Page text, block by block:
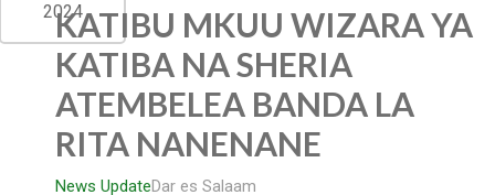
2024
KATIBU MKUU WIZARA YA
KATIBA NA SHERIA
ATEMBELEA BANDA LA
RITA NANENANE
News UpdateDar es Salaam